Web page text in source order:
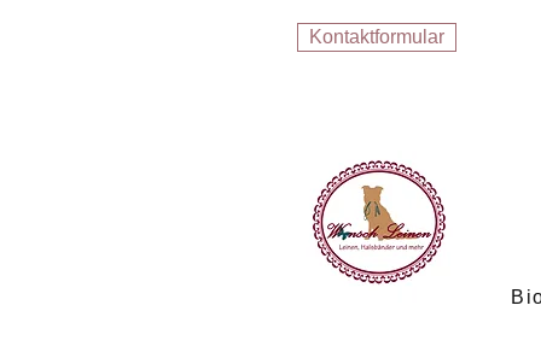
Kontaktformular